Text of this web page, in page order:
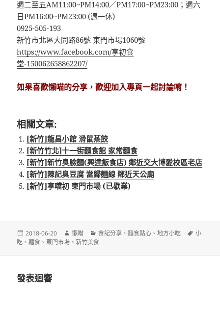
週二至五AM11:00~PM14:00／PM17:00~PM23:00；週六
日PM16:00~PM23:00 (週一休)
0925-505-193
新竹市北區大同路86號 東門市場1060號
https://www.facebook.com/享初食
堂-150062658862207/
如果喜歡懶喵的分享，歡迎加入專頁一起討論唷！
相關文章:
[新竹]龍昌小館 滑鼠蒸餃
[新竹竹北]十一街麵食館 家常麵食
[新竹]新竹臭臉麵(興達飯食店) 鄰近交大博愛校區老店
[新竹]陳記臭豆腐 當歸麵線 鄰近天公廟
[新竹]享噹初 東門市場 (已歇業)
發
佈
2018-06-20
作
者
懶喵
分
類
食記分享 、麵食點心 、地方小吃
標
小
吃 、麵食 、東門市場 、新竹美食
發表迴響